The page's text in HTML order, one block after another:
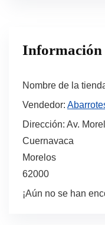
Información
Nombre de la
Vendedor:
Dirección: Av.
Cuernavaca
Morelos
62000
¡Aún no se han